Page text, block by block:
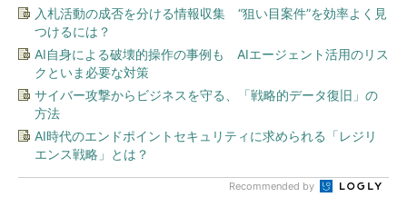
入札活動の成否を分ける情報収集 “狙い目案件”を効率よく見
つけるには？
AI自身による破壊的操作の事例も AIエージェント活用のリス
クといま必要な対策
サイバー攻撃からビジネスを守る、「戦略的データ復旧」の
方法
AI時代のエンドポイントセキュリティに求められる「レジリ
エンス戦略」とは？
Recommended by